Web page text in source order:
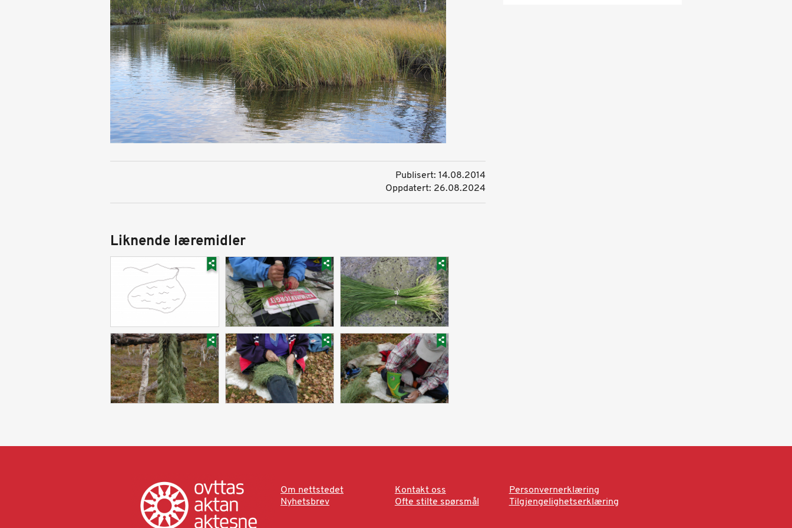
Publisert: 14.08.2014
Oppdatert: 26.08.2024
Liknende læremidler
Om nettstedet Kontakt oss
Personvernerklæring
Nyhetsbrev
Ofte stilte spørsmål Tilgjengelighetserklæring